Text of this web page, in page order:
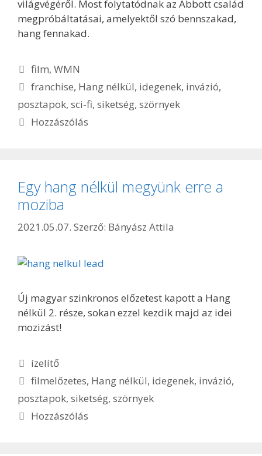
világvégéről. Most folytatódnak az Abbott család
megpróbáltatásai, amelyektől szó bennszakad,
hang fennakad.
Kategória
film,WMN
Címkék
franchise, Hang nélkül, idegenek, invázió,
posztapok, sci-fi, siketség, szörnyek
Hozzászólás
Egy hang nélkül megyünk erre a
moziba
2021.05.07. Szerző: Bányász Attila
Új magyar szinkronos előzetest kapott a Hang
nélkül 2. része, sokan ezzel kezdik majd az idei
mozizást!
Kategória
ízelítő
Címkék
filmelőzetes, Hang nélkül, idegenek, invázió,
posztapok, siketség, szörnyek
Hozzászólás